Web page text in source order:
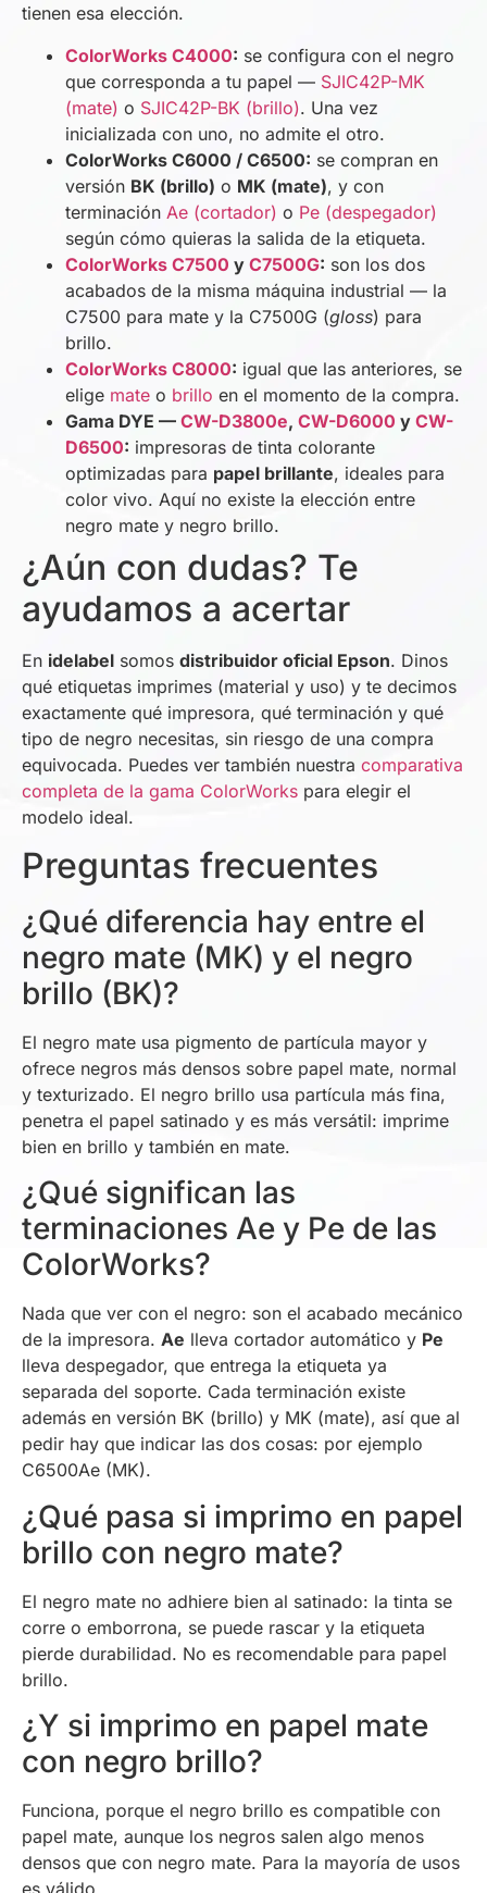
tienen esa elección.
ColorWorks C4000: se configura con el negro
que corresponda a tu papel — SJIC42P-MK
(mate) o SJIC42P-BK (brillo). Una vez
inicializada con uno, no admite el otro.
ColorWorks C6000 / C6500: se compran en
versión BK (brillo) o MK (mate), y con
terminación Ae (cortador) o Pe (despegador)
según cómo quieras la salida de la etiqueta.
ColorWorks C7500 y C7500G: son los dos
acabados de la misma máquina industrial — la
C7500 para mate y la C7500G (gloss) para
brillo.
ColorWorks C8000: igual que las anteriores, se
elige mate o brillo en el momento de la compra.
Gama DYE — CW-D3800e, CW-D6000 y CW-
D6500: impresoras de tinta colorante
optimizadas para papel brillante, ideales para
color vivo. Aquí no existe la elección entre
negro mate y negro brillo.
¿Aún con dudas? Te
ayudamos a acertar
En idelabel somos distribuidor oficial Epson. Dinos
qué etiquetas imprimes (material y uso) y te decimos
exactamente qué impresora, qué terminación y qué
tipo de negro necesitas, sin riesgo de una compra
equivocada. Puedes ver también nuestra comparativa
completa de la gama ColorWorks para elegir el
modelo ideal.
Preguntas frecuentes
¿Qué diferencia hay entre el
negro mate (MK) y el negro
brillo (BK)?
El negro mate usa pigmento de partícula mayor y
ofrece negros más densos sobre papel mate, normal
y texturizado. El negro brillo usa partícula más fina,
penetra el papel satinado y es más versátil: imprime
bien en brillo y también en mate.
¿Qué significan las
terminaciones Ae y Pe de las
ColorWorks?
Nada que ver con el negro: son el acabado mecánico
de la impresora. Ae lleva cortador automático y Pe
lleva despegador, que entrega la etiqueta ya
separada del soporte. Cada terminación existe
además en versión BK (brillo) y MK (mate), así que al
pedir hay que indicar las dos cosas: por ejemplo
C6500Ae (MK).
¿Qué pasa si imprimo en papel
brillo con negro mate?
El negro mate no adhiere bien al satinado: la tinta se
corre o emborrona, se puede rascar y la etiqueta
pierde durabilidad. No es recomendable para papel
brillo.
¿Y si imprimo en papel mate
con negro brillo?
Funciona, porque el negro brillo es compatible con
papel mate, aunque los negros salen algo menos
densos que con negro mate. Para la mayoría de usos